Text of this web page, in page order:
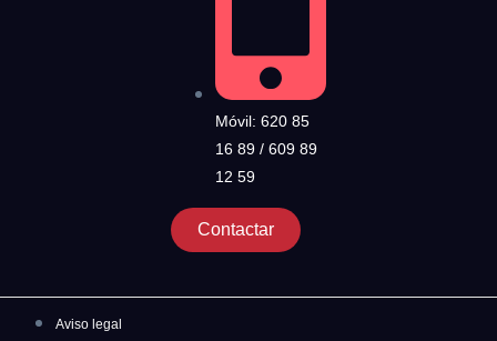
Móvil: 620 85
16 89 / 609 89
12 59
Contactar
Aviso legal